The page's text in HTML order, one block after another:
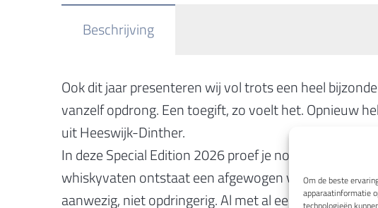
Om de beste
apparaatinformatie
technologieën
Beschrijving
Ook dit jaar presenteren wij vol trots een heel
vanzelf opdrong. Een toegift, zo voelt het. Opnieuw
uit Heeswijk-Dinther.
In deze Special Edition 2026 proef je nog duidelijk de
whiskyvaten ontstaat een afgewogen volle,
aanwezig, niet opdringerig. Al met al een machtige